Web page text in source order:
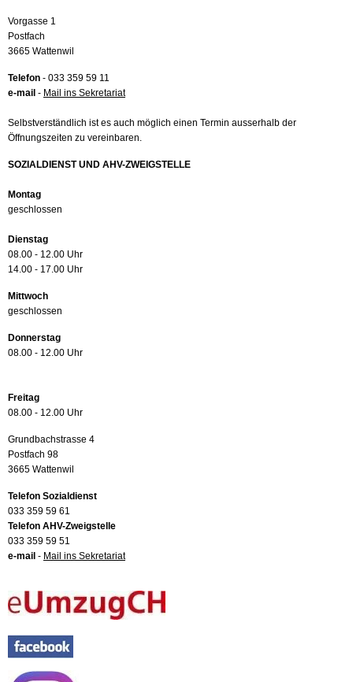
Vorgasse 1
Postfach
3665 Wattenwil
Telefon - 033 359 59 11
e-mail - Mail ins Sekretariat
Selbstverständlich ist es auch möglich einen Termin ausserhalb der
Öffnungszeiten zu vereinbaren.
SOZIALDIENST UND AHV-ZWEIGSTELLE
Montag
geschlossen
Dienstag
08.00 - 12.00 Uhr
14.00 - 17.00 Uhr
Mittwoch
geschlossen
Donnerstag
08.00 - 12.00 Uhr
Freitag
08.00 - 12.00 Uhr
Grundbachstrasse 4
Postfach 98
3665 Wattenwil
Telefon Sozialdienst
033 359 59 61
Telefon AHV-Zweigstelle
033 359 59 51
e-mail - Mail ins Sekretariat